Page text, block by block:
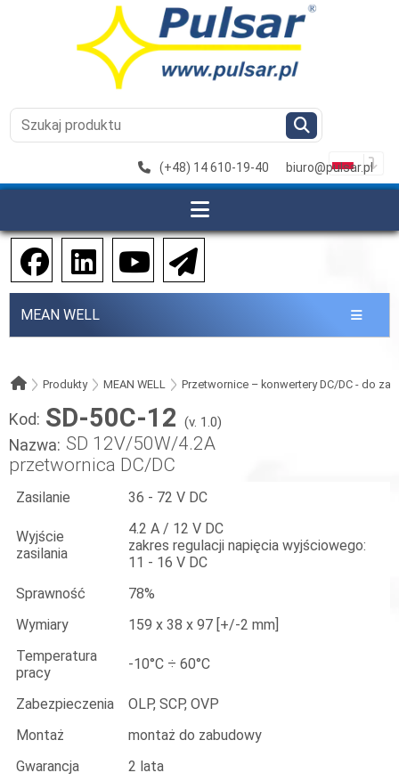
(+48) 14 610-19-40 biuro@pulsar.pl
MEAN WELL
Produkty MEAN WELL Przetwornice – konwertery DC/DC - do
Kod: SD-50C-12 (v. 1.0)
Nazwa: SD 12V/50W/4.2A
przetwornica DC/DC
Zasilanie 36 - 72 V DC
Wyjście
zasilania
4.2 A / 12 V DC
zakres regulacji napięcia wyjściowego:
11 - 16 V DC
Sprawność
78%
Wymiary
159 x 38 x 97 [+/-2 mm]
Temperatura
pracy
-10°C ÷ 60°C
Zabezpieczenia
OLP, SCP, OVP
Montaż
montaż do zabudowy
Gwarancja
2 lata